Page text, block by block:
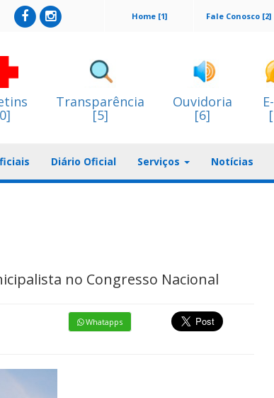
Fale Conosco [2]
Home [1]
Transparência
[5]
Ouvidoria
[6]
Diário Oficial Serviços Notícias
no Congresso Nacional
Whatapps